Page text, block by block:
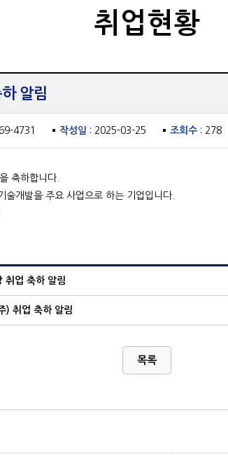
취업현황
알림
4731 작성일 : 2025-03-25 조회수 : 278
축하합니다.
개발을 주요 사업으로 하는 기업입니다.
취업 축하 알림
) 취업 축하 알림
목록